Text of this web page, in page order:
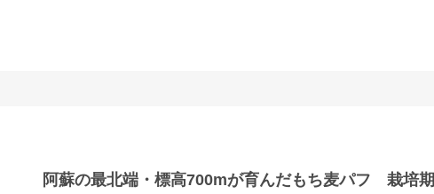
阿蘇の最北端・標高700mが育んだもち麦パフ 栽培